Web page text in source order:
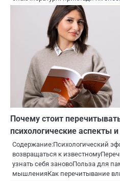
Почему стоит
психологические аспекты
Содержание:Психологический
возвращаться к
узнать себя зановоПольза для
мышленияКак перечитывание